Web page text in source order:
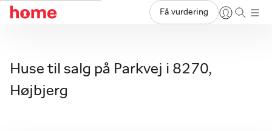
Få vurdering
Huse til salg på Parkvej i 8270,
Højbjerg